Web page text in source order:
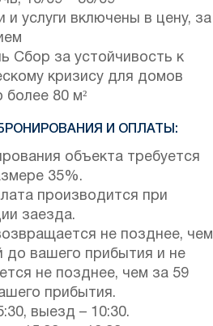
и услуги включены в цену, за
Сбор за устойчивость к
кризису для домов
80 м²
И ОПЛАТЫ:
объекта требуется
35%.
производится при
заезда.
не позднее, чем
до вашего прибытия и не
не позднее, чем за 59
прибытия.
выезд – 10:30.